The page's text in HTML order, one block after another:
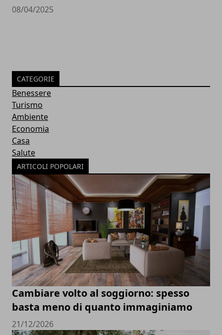
08/04/2025
CATEGORIE
Benessere
Turismo
Ambiente
Economia
Casa
Salute
ARTICOLI POPOLARI
Cambiare volto al soggiorno: spesso
basta meno di quanto immaginiamo
21/12/2026